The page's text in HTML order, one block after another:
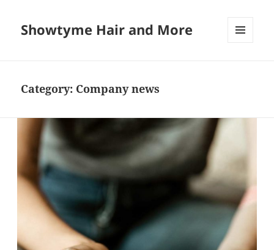
Showtyme Hair and More
Category: Company news